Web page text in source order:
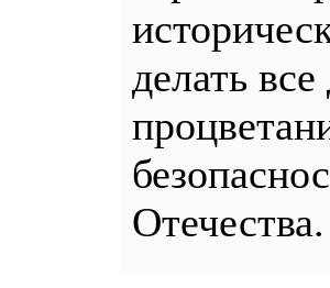
делать все
Отечества.